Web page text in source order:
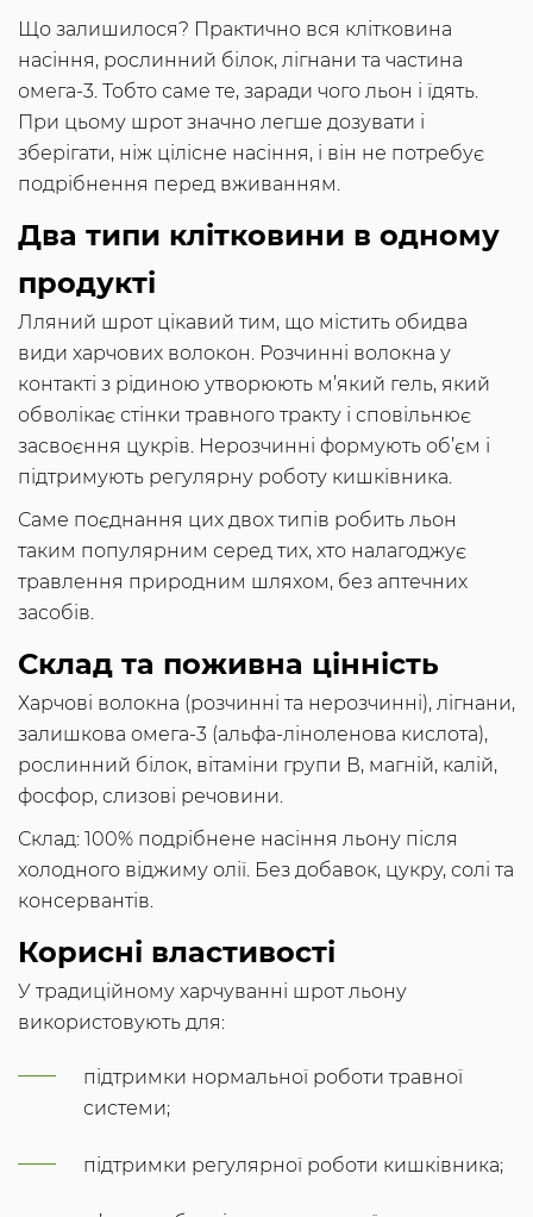
Що залишилося? Практично вся клітковина
насіння, рослинний білок, лігнани та частина
омега-3. Тобто саме те, заради чого льон і їдять.
При цьому шрот значно легше дозувати і
зберігати, ніж цілісне насіння, і він не потребує
подрібнення перед вживанням.
Два типи клітковини в одному
продукті
Лляний шрот цікавий тим, що містить обидва
види харчових волокон. Розчинні волокна у
контакті з рідиною утворюють м’який гель, який
обволікає стінки травного тракту і сповільнює
засвоєння цукрів. Нерозчинні формують об’єм і
підтримують регулярну роботу кишківника.
Саме поєднання цих двох типів робить льон
таким популярним серед тих, хто налагоджує
травлення природним шляхом, без аптечних
засобів.
Склад та поживна цінність
Харчові волокна (розчинні та нерозчинні), лігнани,
залишкова омега-3 (альфа-ліноленова кислота),
рослинний білок, вітаміни групи В, магній, калій,
фосфор, слизові речовини.
Склад: 100% подрібнене насіння льону після
холодного віджиму олії. Без добавок, цукру, солі та
консервантів.
Корисні властивості
У традиційному харчуванні шрот льону
використовують для:
підтримки нормальної роботи травної
системи;
підтримки регулярної роботи кишківника;